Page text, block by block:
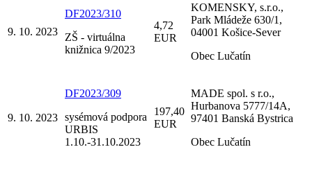
9. 10. 2023
DF2023/310
ZŠ - virtuálna
knižnica 9/2023
4,72
EUR
KOMENSKY, s.r.o.,
Park Mládeže 630/1,
04001 Košice-Sever
Obec Lučatín
9. 10. 2023
DF2023/309
sysémová podpora
URBIS
1.10.-31.10.2023
197,40
EUR
MADE spol. s r.o.,
Hurbanova 5777/14A,
97401 Banská Bystrica
Obec Lučatín